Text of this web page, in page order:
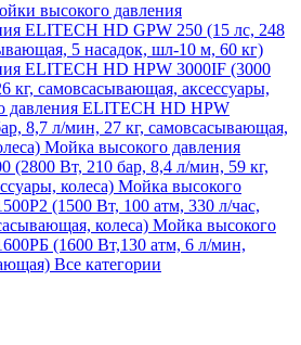
высокого давления
ELITECH HD GPW 250 (15 лс, 248
5 насадок, шл-10 м, 60 кг)
ELITECH HD HPW 3000IF (3000
кг, самовсасывающая, аксессуары,
давления ELITECH HD HPW
8,7 л/мин, 27 кг, самовсасывающая,
Мойка высокого давления
Вт, 210 бар, 8,4 л/мин, 59 кг,
колеса) Мойка высокого
(1500 Вт, 100 атм, 330 л/час,
колеса) Мойка высокого
(1600 Вт,130 атм, 6 л/мин,
Все категории